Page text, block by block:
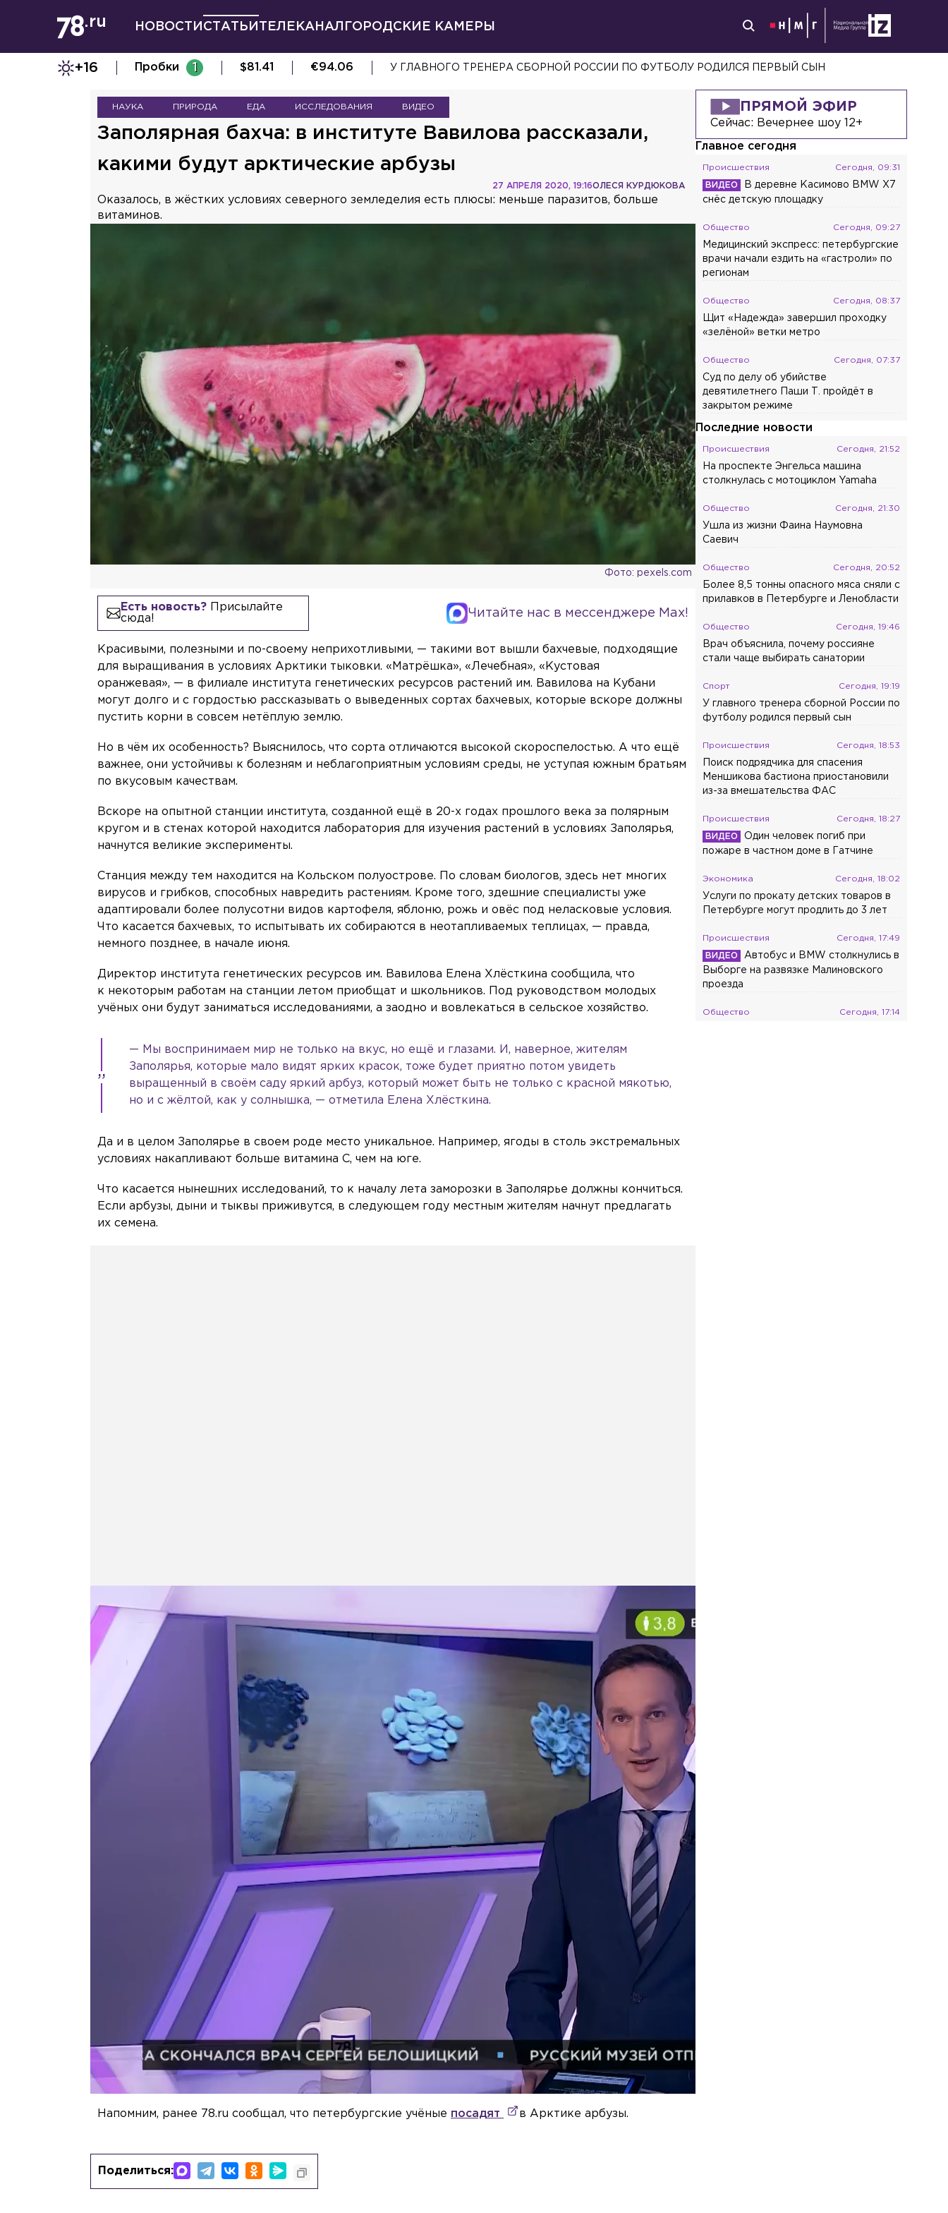
НОВОСТИ СТАТЬИ ТЕЛЕКАНАЛ ГОРОДСКИЕ КАМЕРЫ
+16 Пробки 1 $81.41 €94.06
НАУКА ПРИРОДА ЕДА ИССЛЕДОВАНИЯ ВИДЕО
Заполярная бахча: в институте Вавилова рассказали,
какими будут арктические арбузы
ОЛЕСЯ КУРДЮКОВА
27 АПРЕЛЯ 2020, 19:16
Оказалось, в жёстких условиях северного земледелия есть плюсы: меньше паразитов, больше
витаминов.
Фото: pexels.com
Есть новость?Присылайте
сюда!
Читайте нас в мессенджере Max!
Красивыми, полезными и по-своему неприхотливыми, — такими вот вышли бахчевые, подходящие
для выращивания в условиях Арктики тыковки. «Матрёшка», «Лечебная», «Кустовая
оранжевая», — в филиале института генетических ресурсов растений им. Вавилова на Кубани
могут долго и с гордостью рассказывать о выведенных сортах бахчевых, которые вскоре должны
пустить корни в совсем нетёплую землю.
Но в чём их особенность? Выяснилось, что сорта отличаются высокой скороспелостью. А что ещё
важнее, они устойчивы к болезням и неблагоприятным условиям среды, не уступая южным братьям
по вкусовым качествам.
Вскоре на опытной станции института, созданной ещё в 20-х годах прошлого века за полярным
кругом и в стенах которой находится лаборатория для изучения растений в условиях Заполярья,
начнутся великие эксперименты.
Станция между тем находится на Кольском полуострове. По словам биологов, здесь нет многих
вирусов и грибков, способных навредить растениям. Кроме того, здешние специалисты уже
адаптировали более полусотни видов картофеля, яблоню, рожь и овёс под неласковые условия.
Что касается бахчевых, то испытывать их собираются в неотапливаемых теплицах, — правда,
немного позднее, в начале июня.
Директор института генетических ресурсов им. Вавилова Елена Хлёсткина сообщила, что
к некоторым работам на станции летом приобщат и школьников. Под руководством молодых
учёных они будут заниматься исследованиями, а заодно и вовлекаться в сельское хозяйство.
— Мы воспринимаем мир не только на вкус, но ещё и глазами. И, наверное, жителям
Заполярья, которые мало видят ярких красок, тоже будет приятно потом увидеть
выращенный в своём саду яркий арбуз, который может быть не только с красной мякотью,
но и с жёлтой, как у солнышка, — отметила Елена Хлёсткина.
Да и в целом Заполярье в своем роде место уникальное. Например, ягоды в столь экстремальных
условиях накапливают больше витамина С, чем на юге.
Что касается нынешних исследований, то к началу лета заморозки в Заполярье должны кончиться.
Если арбузы, дыни и тыквы приживутся, в следующем году местным жителям начнут предлагать
их семена.
Напомним, ранее 78.ru сообщал, что петербургские учёные посадят в Арктике арбузы.
Поделиться:
ПРЯМОЙ ЭФИР
Сейчас: Вечернее шоу 12+
Главное сегодня
Происшествия Сегодня, 09:31
В деревне Касимово BMW X7
снёс детскую площадку
Общество Сегодня, 09:27
Медицинский экспресс: петербургские
врачи начали ездить на «гастроли» по
регионам
Общество Сегодня, 08:37
Щит «Надежда» завершил проходку
«зелёной» ветки метро
Общество Сегодня, 07:37
Суд по делу об убийстве
девятилетнего Паши Т. пройдёт в
закрытом режиме
Последние новости
Происшествия Сегодня, 21:52
На проспекте Энгельса машина
столкнулась с мотоциклом Yamaha
Общество Сегодня, 21:30
Ушла из жизни Фаина Наумовна
Саевич
Общество Сегодня, 20:52
Более 8,5 тонны опасного мяса сняли с
прилавков в Петербурге и Ленобласти
Общество Сегодня, 19:46
Врач объяснила, почему россияне
стали чаще выбирать санатории
Спорт Сегодня, 19:19
У главного тренера сборной России по
футболу родился первый сын
Происшествия Сегодня, 18:53
Поиск подрядчика для спасения
Меншикова бастиона приостановили
из-за вмешательства ФАС
Происшествия Сегодня, 18:27
Один человек погиб при
пожаре в частном доме в Гатчине
Экономика Сегодня, 18:02
Услуги по прокату детских товаров в
Петербурге могут продлить до 3 лет
Происшествия Сегодня, 17:49
Автобус и BMW столкнулись в
Выборге на развязке Малиновского
проезда
Общество Сегодня, 17:14